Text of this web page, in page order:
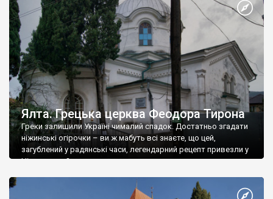
Ялта. Грецька церква Феодора Тирона
Греки залишили Україні чималий спадок. Достатньо згадати
ніжинські огірочки – ви ж мабуть всі знаєте, що цей,
загублений у радянські часи, легендарний рецепт привезли у
Ніжин греки?